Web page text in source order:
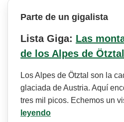
Parte de un gigalista
Lista Giga: Las
de los Alpes de Ötztal
Los Alpes de Ötztal son la
glaciada de Austria. Aquí
tres mil picos. Echemos un
leyendo